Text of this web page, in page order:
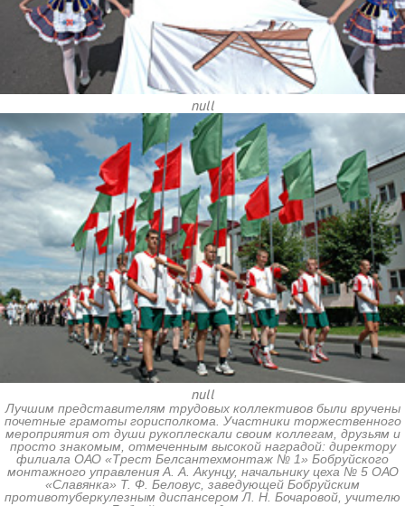
null
null
Лучшим представителям трудовых коллективов были вручены
почетные грамоты горисполкома. Участники торжественного
мероприятия от души рукоплескали своим коллегам, друзьям и
просто знакомым, отмеченным высокой наградой: директору
филиала ОАО «Трест Белсантехмонтаж № 1» Бобруйского
монтажного управления А. А. Акунцу, начальнику цеха № 5 ОАО
«Славянка» Т. Ф. Беловус, заведующей Бобруйским
противотуберкулезным диспансером Л. Н. Бочаровой, учителю